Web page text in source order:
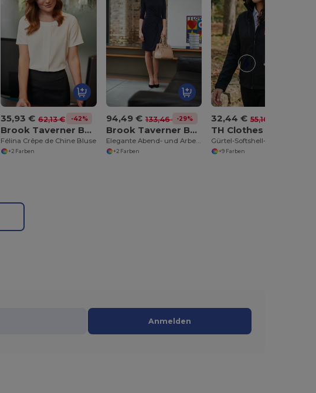
35,93 € 62,13 € -42%
Brook Taverner BT2265
Félina Crêpe de Chine Bluse
+2 Farben
94,49 € 133,46 €-29%
Brook Taverner BT2287
Elegante Abend- und Arbeitskleid Neptune
+2 Farben
32,44 € 55,10 €
TH Clothes 30181
+9 Farben
Anmelden